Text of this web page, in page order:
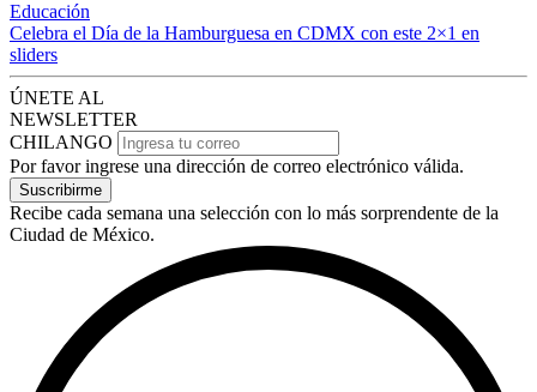
Educación
Celebra el Día de la Hamburguesa en CDMX con este 2×1 en
sliders
ÚNETE AL
NEWSLETTER
CHILANGO
Por favor ingrese una dirección de correo electrónico válida.
Suscribirme
Recibe cada semana una selección con lo más sorprendente de la
Ciudad de México.